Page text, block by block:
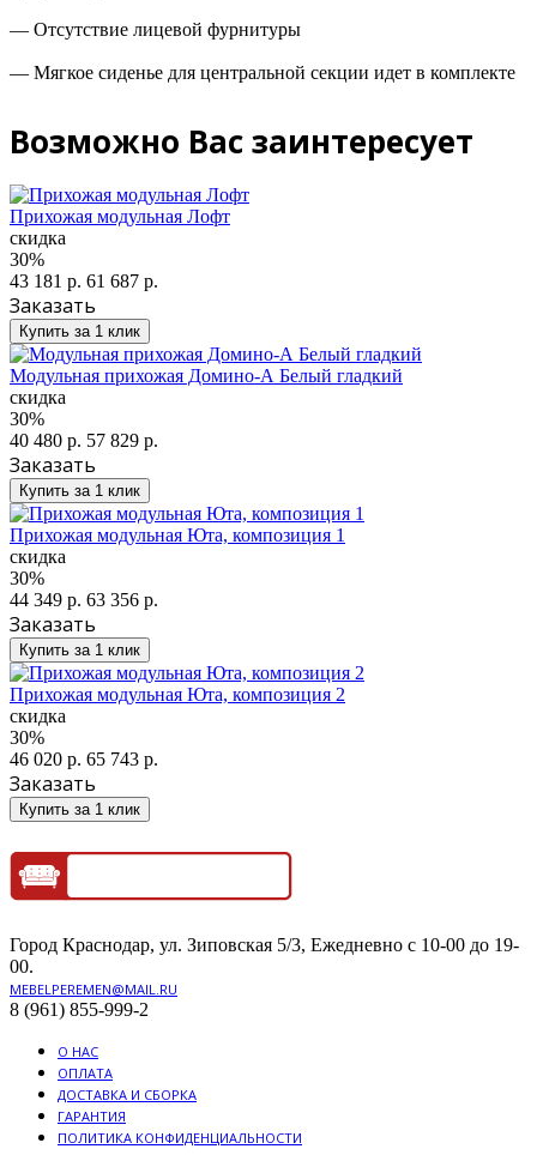
— Отсутствие лицевой фурнитуры
— Мягкое сиденье для центральной секции идет в комплекте
Возможно Вас заинтересует
Прихожая модульная Лофт
скидка
30%
43 181 р. 61 687 р.
Заказать
Купить за 1 клик
Модульная прихожая Домино-А Белый гладкий
скидка
30%
40 480 р. 57 829 р.
Заказать
Купить за 1 клик
Прихожая модульная Юта, композиция 1
скидка
30%
44 349 р. 63 356 р.
Заказать
Купить за 1 клик
Прихожая модульная Юта, композиция 2
скидка
30%
46 020 р. 65 743 р.
Заказать
Купить за 1 клик
Город Краснодар, ул. Зиповская 5/3, Ежедневно с 10-00 до 19-
00.
MEBELPEREMEN@MAIL.RU
8 (961) 855-999-2
О НАС
ОПЛАТА
ДОСТАВКА И СБОРКА
ГАРАНТИЯ
ПОЛИТИКА КОНФИДЕНЦИАЛЬНОСТИ